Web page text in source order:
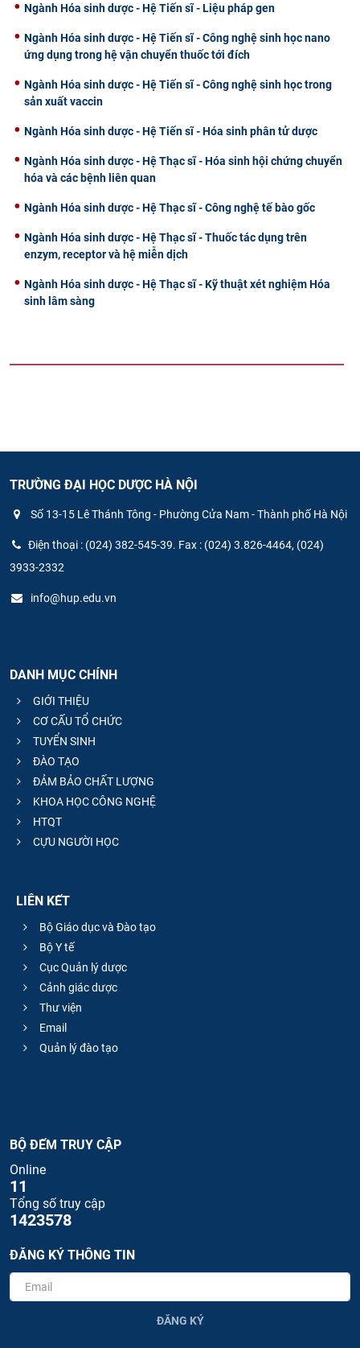
Ngành Hóa sinh dược - Hệ Tiến sĩ - Liệu pháp gen
Ngành Hóa sinh dược - Hệ Tiến sĩ - Công nghệ sinh học nano
ứng dụng trong hệ vận chuyển thuốc tới đích
Ngành Hóa sinh dược - Hệ Tiến sĩ - Công nghệ sinh học trong
sản xuất vaccin
Ngành Hóa sinh dược - Hệ Tiến sĩ - Hóa sinh phân tử dược
Ngành Hóa sinh dược - Hệ Thạc sĩ - Hóa sinh hội chứng chuyển
hóa và các bệnh liên quan
Ngành Hóa sinh dược - Hệ Thạc sĩ - Công nghệ tế bào gốc
Ngành Hóa sinh dược - Hệ Thạc sĩ - Thuốc tác dụng trên
enzym, receptor và hệ miễn dịch
Ngành Hóa sinh dược - Hệ Thạc sĩ - Kỹ thuật xét nghiệm Hóa
sinh lâm sàng
TRƯỜNG ĐẠI HỌC DƯỢC HÀ NỘI
Số 13-15 Lê Thánh Tông - Phường Cửa Nam - Thành phố Hà Nội
Điện thoại : (024) 382-545-39. Fax : (024) 3.826-4464, (024)
3933-2332
info@hup.edu.vn
DANH MỤC CHÍNH
GIỚI THIỆU
CƠ CẤU TỔ CHỨC
TUYỂN SINH
ĐÀO TẠO
ĐẢM BẢO CHẤT LƯỢNG
KHOA HỌC CÔNG NGHỆ
HTQT
CỰU NGƯỜI HỌC
LIÊN KẾT
Bộ Giáo dục và Đào tạo
Bộ Y tế
Cục Quản lý dược
Cảnh giác dược
Thư viện
Email
Quản lý đào tạo
BỘ ĐẾM TRUY CẬP
Online
11
Tổng số truy cập
1423578
ĐĂNG KÝ THÔNG TIN
ĐĂNG KÝ